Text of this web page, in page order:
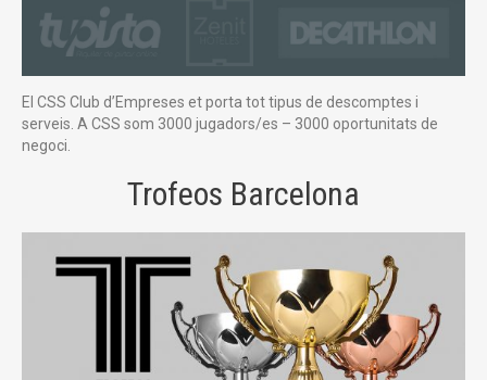
El CSS Club d’Empreses et porta tot tipus de descomptes i
serveis. A CSS som 3000 jugadors/es – 3000 oportunitats de
negoci.
Trofeos Barcelona